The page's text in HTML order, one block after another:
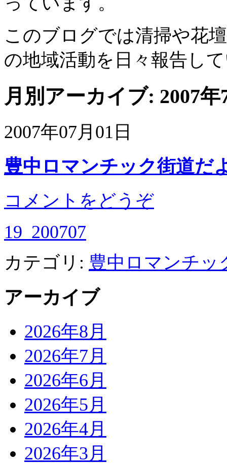
このブログでは清掃や花
の地域活動を日々報告し
月別アーカイブ: 2007年
2007年07月01日
豊中ロマンチック街道
コメントをどうぞ
19_200707
カテゴリ: 豊中ロマンチッ
アーカイブ
2026年8月
2026年7月
2026年6月
2026年5月
2026年4月
2026年3月